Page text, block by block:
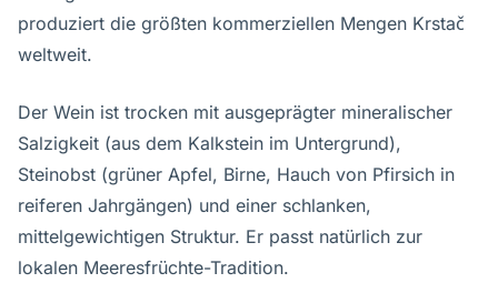
produziert die größten kommerziellen Mengen Krstač
weltweit.
Der Wein ist trocken mit ausgeprägter mineralischer
Salzigkeit (aus dem Kalkstein im Untergrund),
Steinobst (grüner Apfel, Birne, Hauch von Pfirsich in
reiferen Jahrgängen) und einer schlanken,
mittelgewichtigen Struktur. Er passt natürlich zur
lokalen Meeresfrüchte-Tradition.